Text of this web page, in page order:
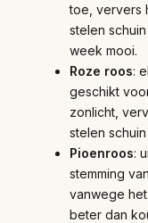
toe, ververs
stelen
week mooi.
Roze roos:
geschikt
zonlicht,
stelen schuin
Pioenroos:
stemming
vanwege
beter dan